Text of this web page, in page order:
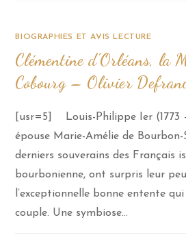
BIOGRAPHIES ET AVIS LECTURE
Clémentine d’Orléans, la
Cobourg – Olivier
[usr=5] Louis-Philippe Ier (1773
épouse Marie-Amélie de Bourbon-
derniers souverains des Français
bourbonienne, ont surpris leur
l’exceptionnelle bonne entente
couple. Une symbiose…